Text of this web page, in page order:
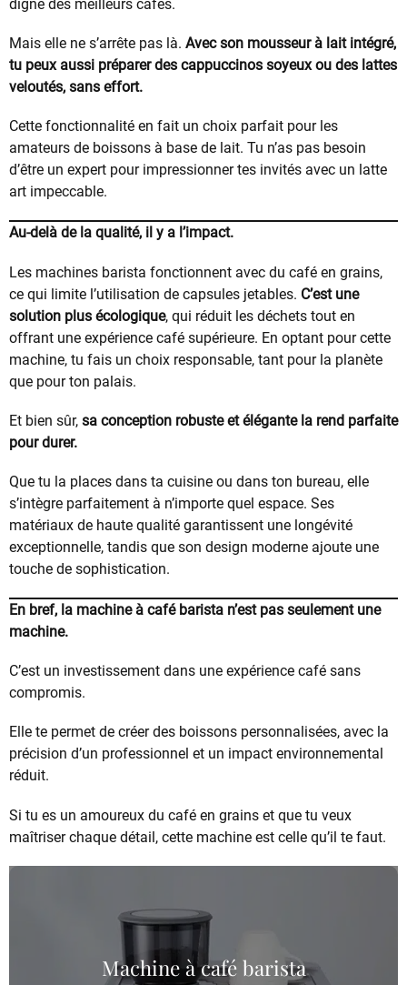
digne des meilleurs cafés.
Mais elle ne s’arrête pas là. Avec son mousseur à lait intégré,
tu peux aussi préparer des cappuccinos soyeux ou des lattes
veloutés, sans effort.
Cette fonctionnalité en fait un choix parfait pour les
amateurs de boissons à base de lait. Tu n’as pas besoin
d’être un expert pour impressionner tes invités avec un latte
art impeccable.
Au-delà de la qualité, il y a l’impact.
Les machines barista fonctionnent avec du café en grains,
ce qui limite l’utilisation de capsules jetables. C’est une
solution plus écologique, qui réduit les déchets tout en
offrant une expérience café supérieure. En optant pour cette
machine, tu fais un choix responsable, tant pour la planète
que pour ton palais.
Et bien sûr, sa conception robuste et élégante la rend parfaite
pour durer.
Que tu la places dans ta cuisine ou dans ton bureau, elle
s’intègre parfaitement à n’importe quel espace. Ses
matériaux de haute qualité garantissent une longévité
exceptionnelle, tandis que son design moderne ajoute une
touche de sophistication.
En bref, la machine à café barista n’est pas seulement une
machine.
C’est un investissement dans une expérience café sans
compromis.
Elle te permet de créer des boissons personnalisées, avec la
précision d’un professionnel et un impact environnemental
réduit.
Si tu es un amoureux du café en grains et que tu veux
maîtriser chaque détail, cette machine est celle qu’il te faut.
Machine à café barista